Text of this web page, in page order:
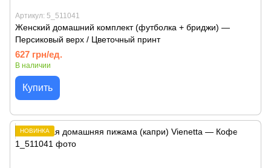
Артикул: 5_511041
Женский домашний комплект (футболка + бриджи) —
Персиковый верх / Цветочный принт
627 грн/ед.
В наличии
Купить
НОВИНКА